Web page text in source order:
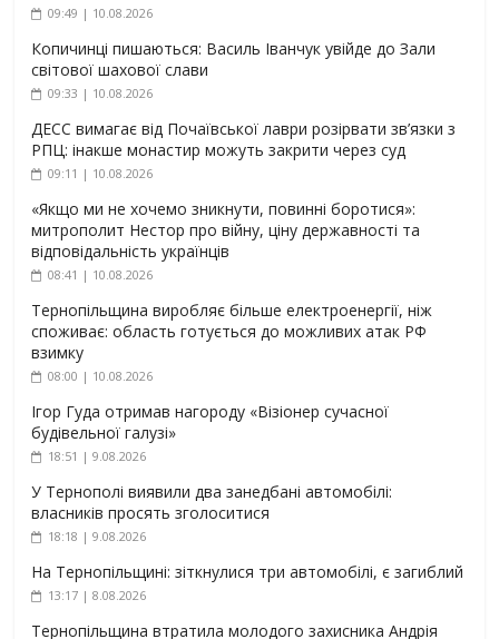
09:49 | 10.08.2026
Копичинці пишаються: Василь Іванчук увійде до Зали
світової шахової слави
09:33 | 10.08.2026
ДЕСС вимагає від Почаївської лаври розірвати зв’язки з
РПЦ: інакше монастир можуть закрити через суд
09:11 | 10.08.2026
«Якщо ми не хочемо зникнути, повинні боротися»:
митрополит Нестор про війну, ціну державності та
відповідальність українців
08:41 | 10.08.2026
Тернопільщина виробляє більше електроенергії, ніж
споживає: область готується до можливих атак РФ
взимку
08:00 | 10.08.2026
Ігор Гуда отримав нагороду «Візіонер сучасної
будівельної галузі»
18:51 | 9.08.2026
У Тернополі виявили два занедбані автомобілі:
власників просять зголоситися
18:18 | 9.08.2026
На Тернопільщині: зіткнулися три автомобілі, є загиблий
13:17 | 8.08.2026
Тернопільщина втратила молодого захисника Андрія